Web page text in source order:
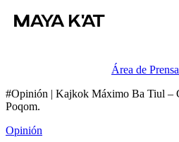
Área de Prensa
#Opinión | Kajkok Máximo Ba Tiul – Centro de Reflexiones Nim
Poqom.
Opinión